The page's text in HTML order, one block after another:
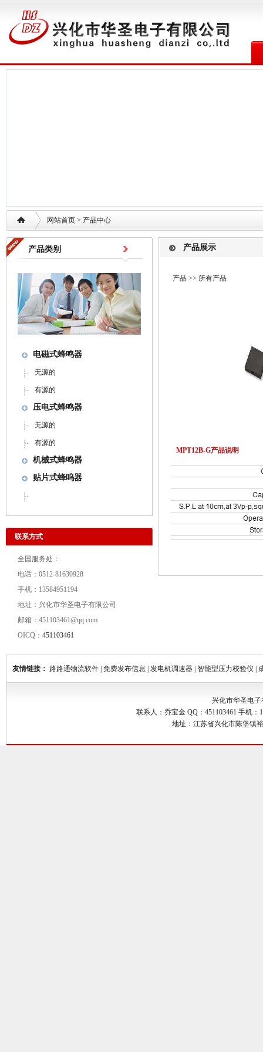
网站首页 > 产品中心
产品类别
电磁式蜂鸣器
无源的
有源的
压电式蜂鸣器
无源的
有源的
机械式蜂鸣器
贴片式蜂呜器
联系方式
全国服务处：
电话：0512-81630928
手机：13584951194
地址：兴化市华圣电子有限公司
邮箱：451103461@qq.com
OICQ： 451103461
产品展示
产品 >> 所有产品
MPT12B-G产品说明
友情链接： 路路通物流软件 免费发布信息 发电机调速器 智能型压力校验仪
兴化市华圣电子
联系人：乔宝金 QQ：451103461 手机：
地址：江苏省兴化市陈堡镇